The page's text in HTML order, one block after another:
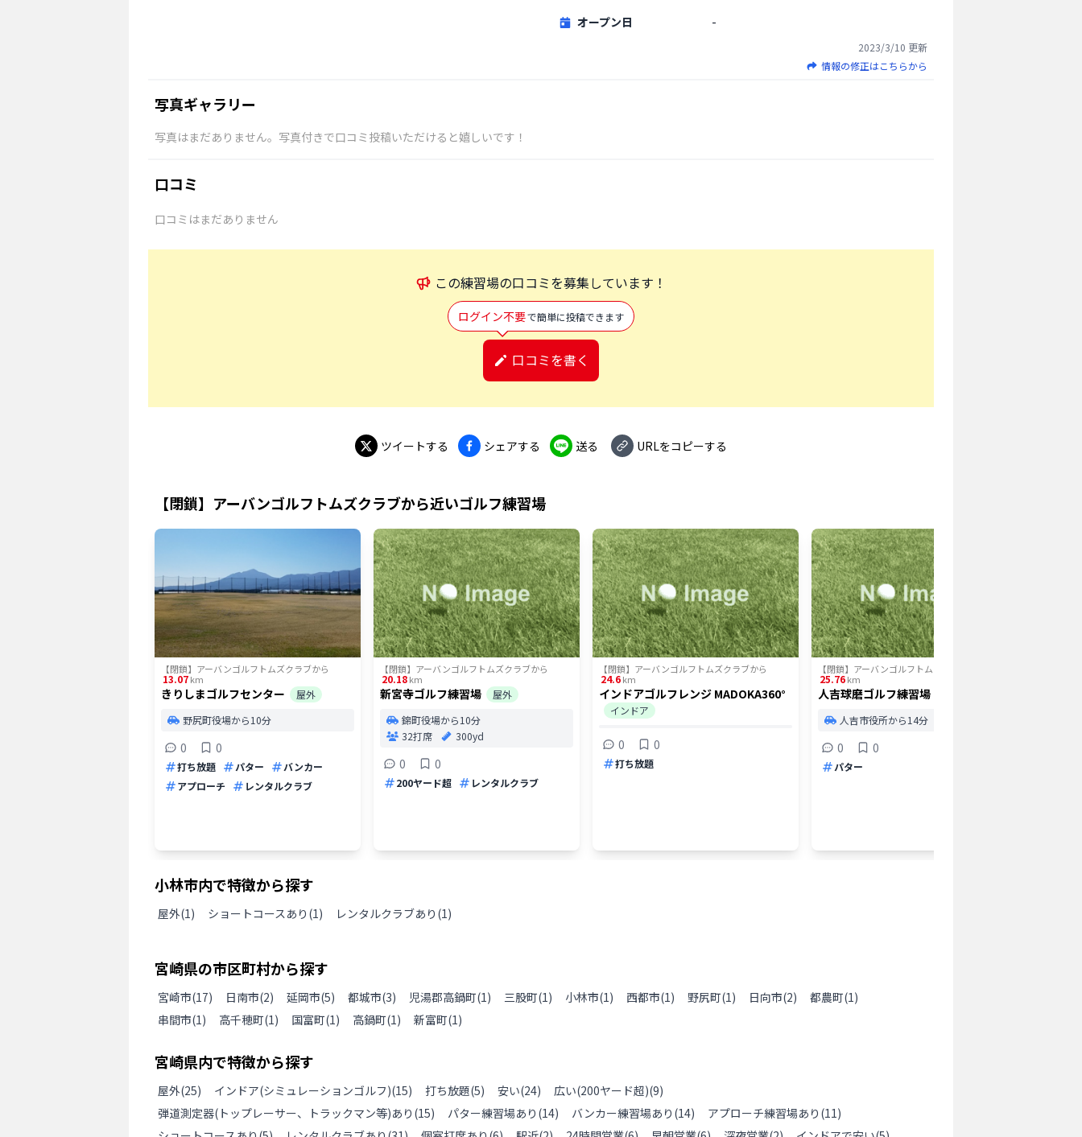
オープン日
-
2023/3/10 更新
情報の修正はこちらから
写真ギャラリー
写真はまだありません。写真付きで口コミ投稿いただけると嬉しいです！
口コミ
口コミはまだありません
この練習場の口コミを募集しています！
ログイン不要で簡単に投稿できます
口コミを書く
ツイートする シェアする 送る URLをコピーする
【閉鎖】アーバンゴルフトムズクラブから近いゴルフ練習場
【閉鎖】アーバンゴルフトムズクラブから
13.07km
きりしまゴルフセンター
屋外
野尻町役場から10分
0 0
打ち放題 パター
バンカー
アプローチ
レンタルクラブ
【閉鎖】アーバンゴルフトムズクラブから
20.18km
新宮寺ゴルフ練習場
屋外
錦町役場から10分
32打席
300yd
0 0
200ヤード超 レンタルクラブ
【閉鎖】アーバンゴルフトムズクラブから
24.6km
インドアゴルフレンジ MADOKA360°
インドア
0 0
打ち放題
【閉鎖】アーバンゴルフトムズクラブ
25.76km
人吉球磨ゴルフ練習場
人吉市役所から14分
0 0
パター
小林市内で特徴から探す
屋外(1) ショートコースあり (1) レンタルクラブあり (1)
宮崎県の市区町村から探す
宮崎市(17) 日南市(2) 延岡市(5) 都城市(3) 児湯郡高鍋町(1) 三股町(1) 小林市(1) 西都市(1) 野尻町(1) 日向市(2) 都農町(1)
串間市(1) 高千穂町(1) 国富町(1) 高鍋町(1) 新富町(1)
宮崎県内で特徴から探す
屋外(25) インドア(シミュレーションゴルフ)(15) 打ち放題(5) 安い(24) 広い(200ヤード超)(9)
弾道測定器(トップレーサー、トラックマン等)あり (15) パター練習場あり (14) バンカー練習場あり (14) アプローチ練習場あり (11)